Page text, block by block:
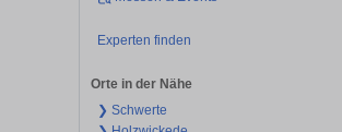
Experten finden
Orte in der Nähe
❯ Schwerte